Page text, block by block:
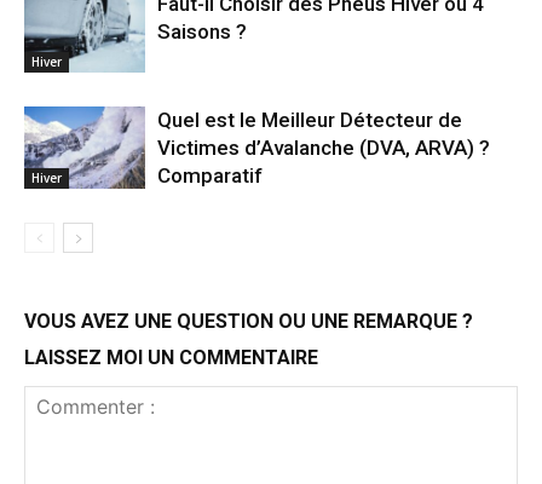
Hiver
Saisons ?
Hiver
Quel est le Meilleur Détecteur de
Victimes d’Avalanche (DVA, ARVA) ?
Comparatif
VOUS AVEZ UNE QUESTION OU UNE REMARQUE ?
LAISSEZ MOI UN COMMENTAIRE